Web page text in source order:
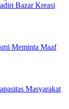
Bazar Kreasi
Meminta Maaf
Masyarakat